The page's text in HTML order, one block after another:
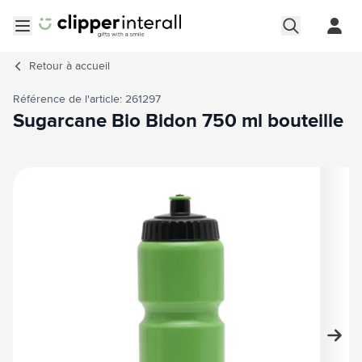
Retour à accueil
Référence de l'article: 261297
Sugarcane Bio Bidon 750 ml bouteille